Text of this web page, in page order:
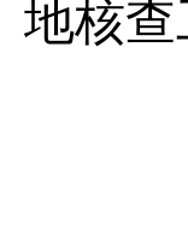
地核